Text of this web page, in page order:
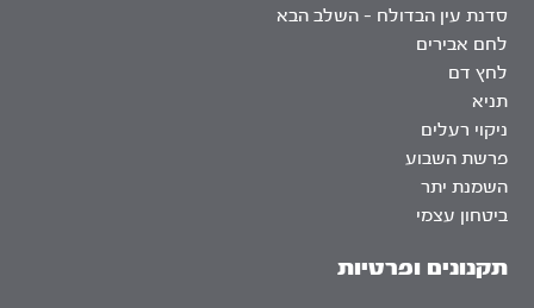
סדנת עין הבדולח – השלב הבא
לחם אבירים
לחץ דם
תניא
ניקוי רעלים
פרשת השבוע
השמנת יתר
ביטחון עצמי
תקנונים ופרטיות